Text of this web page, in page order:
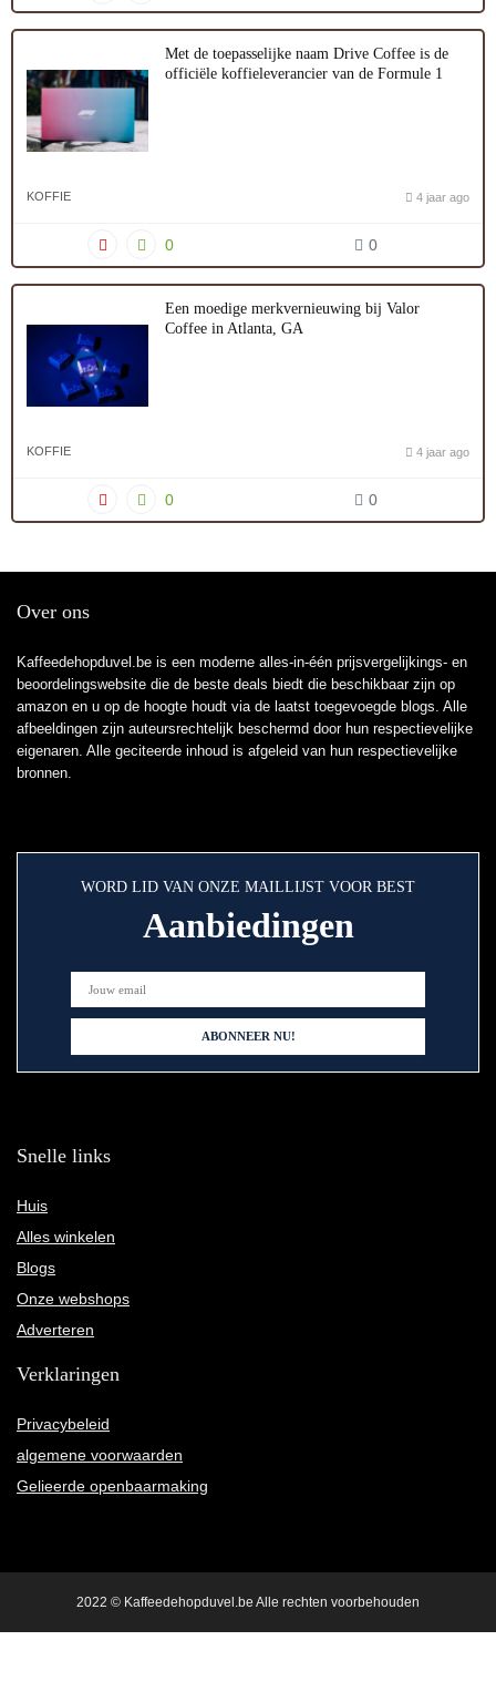
Met de toepasselijke naam Drive Coffee is de
officiële koffieleverancier van de Formule 1
KOFFIE 4 jaar ago
0 0
Een moedige merkvernieuwing bij Valor
Coffee in Atlanta, GA
KOFFIE 4 jaar ago
0 0
Over ons
Kaffeedehopduvel.be is een moderne alles-in-één prijsvergelijkings- en
beoordelingswebsite die de beste deals biedt die beschikbaar zijn op
amazon en u op de hoogte houdt via de laatst toegevoegde blogs. Alle
afbeeldingen zijn auteursrechtelijk beschermd door hun respectievelijke
eigenaren. Alle geciteerde inhoud is afgeleid van hun respectievelijke
bronnen.
WORD LID VAN ONZE MAILLIJST VOOR BEST
Aanbiedingen
Snelle links
Huis
Alles winkelen
Blogs
Onze webshops
Adverteren
Verklaringen
Privacybeleid
algemene voorwaarden
Gelieerde openbaarmaking
2022 © Kaffeedehopduvel.be Alle rechten voorbehouden